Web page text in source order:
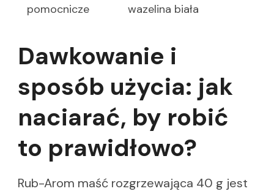
pomocnicze
wazelina biała
Dawkowanie i
sposób użycia: jak
naciarać, by robić
to prawidłowo?
Rub-Arom maść rozgrzewająca 40 g jest